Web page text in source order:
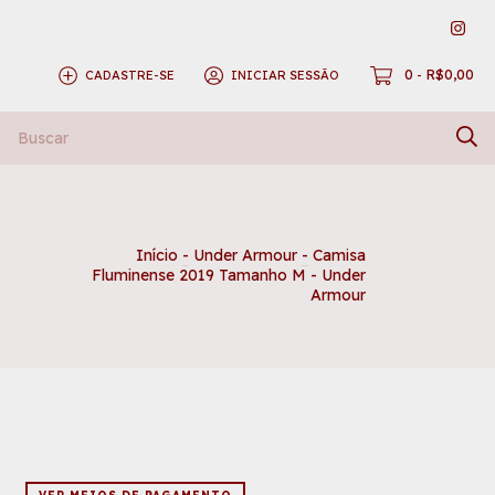
CADASTRE-SE INICIAR SESSÃO 0 - R$0,00
Início - Under Armour - Camisa
Fluminense 2019 Tamanho M - Under
Armour